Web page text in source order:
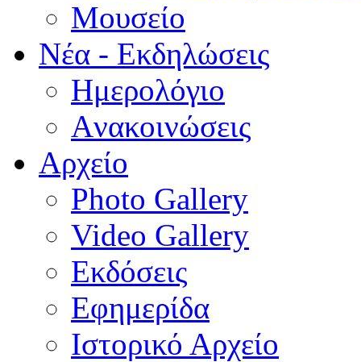
Μουσείο
Νέα - Εκδηλώσεις
Ημερολόγιο
Aνακοινώσεις
Αρχείο
Photo Gallery
Video Gallery
Εκδόσεις
Εφημερίδα
Ιστορικό Αρχείο